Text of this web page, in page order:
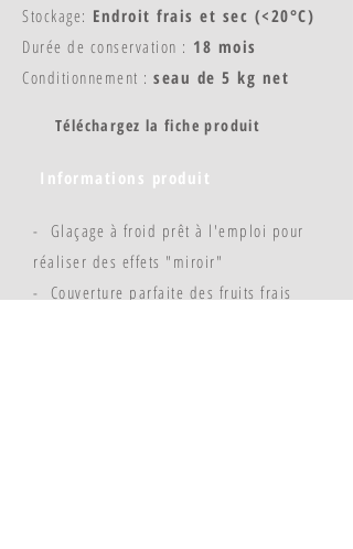
Stockage: Endroit frais et sec (<20°C)
Durée de conservation : 18 mois
Conditionnement : seau de 5 kg net
Téléchargez la fiche produit
Informations produit
- Glaçage à froid prêt à l'emploi pour
réaliser des effets "miroir"
- Couverture parfaite des fruits frais